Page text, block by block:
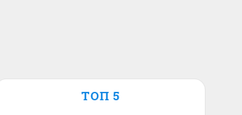
ТОП 5